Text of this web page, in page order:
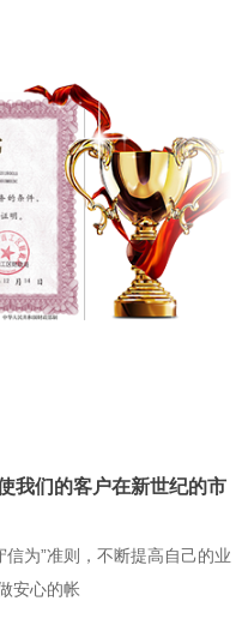
我们的客户在新世纪的市
为”准则，不断提高自己的业
安心的帐